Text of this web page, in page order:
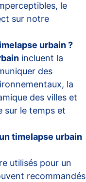
le
sur notre
urbain ?
incluent la
des
la
des villes et
sur le temps et
timelapse urbain
utilisés pour un
recommandés